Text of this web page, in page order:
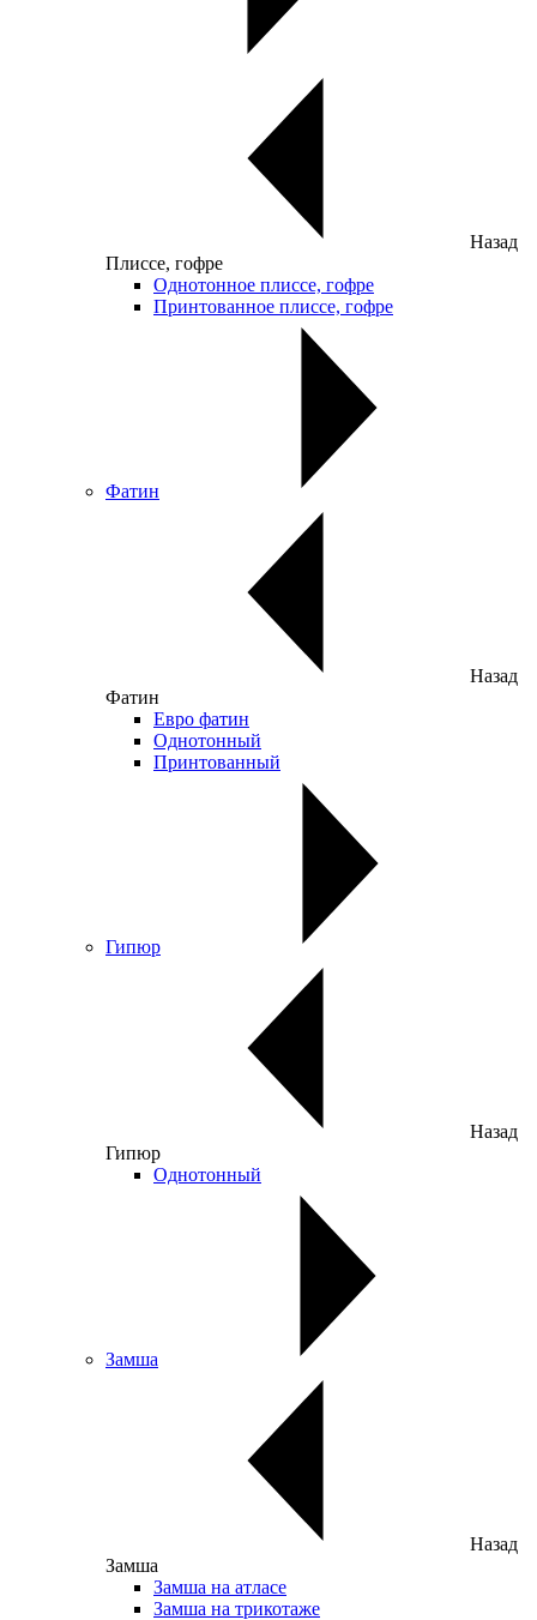
Назад
Плиссе, гофре
Однотонное плиссе, гофре
Принтованное плиссе, гофре
Фатин
Назад
Фатин
Евро фатин
Однотонный
Принтованный
Гипюр
Назад
Гипюр
Однотонный
Замша
Назад
Замша
Замша на атласе
Замша на трикотаже